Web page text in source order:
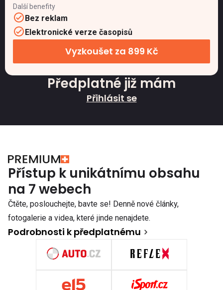
Další benefity
Bez reklam
Elektronické verze časopisů
Vyzkoušet za 899 Kč
Předplatné již mám
Přihlásit se
Přístup k unikátnímu obsahu
na 7 webech
Čtěte, poslouchejte, bavte se! Denně nové články,
fotogalerie a videa, které jinde nenajdete.
Podrobnosti k předplatnému